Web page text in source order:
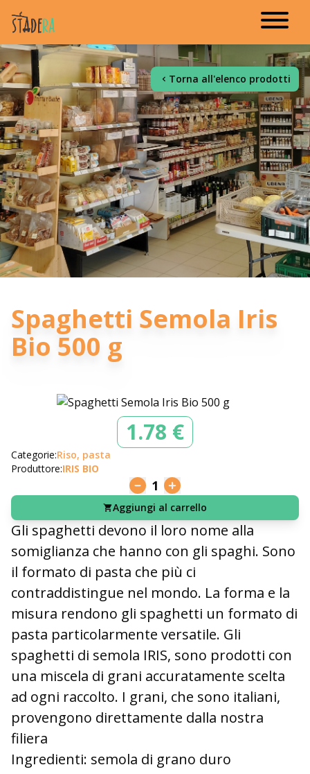
Torna all'elenco prodotti
Spaghetti Semola Iris
Bio 500 g
1.78 €
Categorie:Riso, pasta
Produttore:IRIS BIO
1
Aggiungi al carrello
Gli spaghetti devono il loro nome alla
somiglianza che hanno con gli spaghi. Sono
il formato di pasta che più ci
contraddistingue nel mondo. La forma e la
misura rendono gli spaghetti un formato di
pasta particolarmente versatile. Gli
spaghetti di semola IRIS, sono prodotti con
una miscela di grani accuratamente scelta
ad ogni raccolto. I grani, che sono italiani,
provengono direttamente dalla nostra
filiera
Ingredienti: semola di grano duro